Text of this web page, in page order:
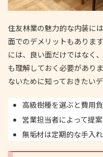
住友林業の魅力的な内装に
面でのデメリットもありま
には、良い面だけではなく
も理解しておく必要があり
ないために知っておきたい
高級樹種を選ぶと費用
営業担当者によって提
無垢材は定期的な手入